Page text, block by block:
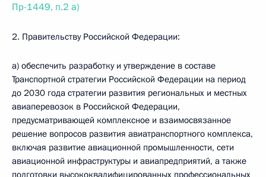
Пр-1449, п.2 а)
2. Правительству Российской Федерации:
а) обеспечить разработку и утверждение в составе
Транспортной стратегии Российской Федерации на период
до 2030 года стратегии развития региональных и местных
авиаперевозок в Российской Федерации,
предусматривающей комплексное и взаимосвязанное
решение вопросов развития авиатранспортного комплекса,
включая развитие авиационной промышленности, сети
авиационной инфраструктуры и авиапредприятий, а также
подготовки высококвалифицированных профессиональных